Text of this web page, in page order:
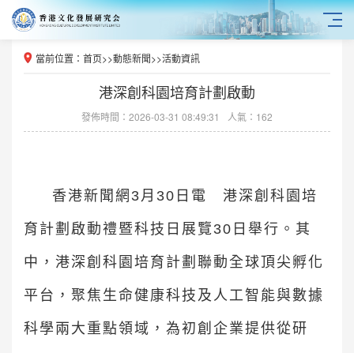
當前位置： 首页>>動態新聞>>活動資訊
港深創科園培育計劃啟動
發佈時間：2026-03-31 08:49:31 人氣：162
香港新聞網3月30日電 港深創科園培
育計劃啟動禮暨科技日展覽30日舉行。其
中，港深創科園培育計劃聯動全球頂尖孵化
平台，聚焦生命健康科技及人工智能與數據
科學兩大重點領域，為初創企業提供從研